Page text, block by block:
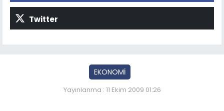
Twitter
EKONOMİ
Yayınlanma : 11 Ekim 2009 01:26